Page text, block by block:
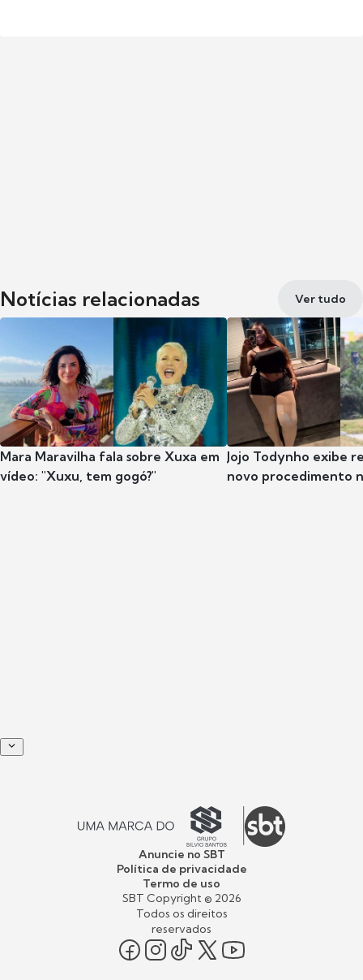
Notícias relacionadas Ver tudo
Mara Maravilha fala sobre Xuxa em
vídeo: "Xuxu, tem gogó?"
Jojo Todynho exibe
novo procedimento
Anuncie no SBT
Política de privacidade
Termo de uso
SBT Copyright © 2026
Todos os direitos
reservados